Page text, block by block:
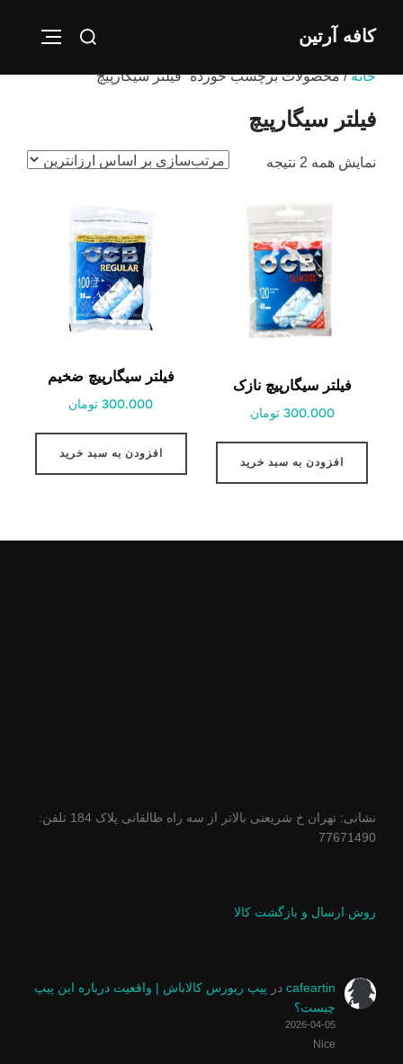
کافه آرتین
Search
خانه/ محصولات برچسب خورده “فیلتر سیگارپیچ”
فیلتر سیگارپیچ
نمایش همه 2 نتیجه
مرتب‌سازی
قیمت:
کم
به
زیاد
فیلتر سیگارپیچ نازک
300.000 تومان
افزودن به سبد خرید
فیلتر سیگارپیچ ضخیم
300.000 تومان
افزودن به سبد خرید
نشانی: تهران خ شریعتی بالاتر از سه راه طالقانی پلاک 184 تلفن:
77671490
روش ارسال و بازگشت کالا
cafeartin در پیپ ریورس کالاباش | واقعیت درباره این پیپ
چیست؟
2026-04-05
Nice